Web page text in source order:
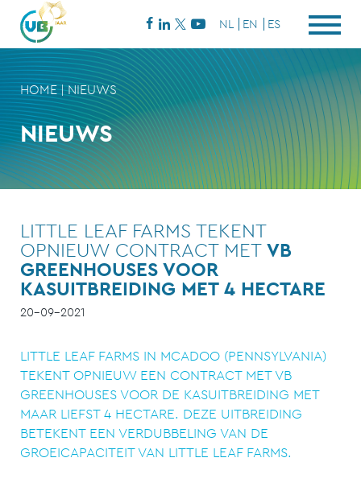
NL EN ES
NIEUWS
HOME|NIEUWS
LITTLE LEAF FARMS TEKENT
OPNIEUW CONTRACT MET VB
GREENHOUSES VOOR
KASUITBREIDING MET 4 HECTARE
20-09-2021
LITTLE LEAF FARMS IN MCADOO (PENNSYLVANIA)
TEKENT OPNIEUW EEN CONTRACT MET VB
GREENHOUSES VOOR DE KASUITBREIDING MET
MAAR LIEFST 4 HECTARE. DEZE UITBREIDING
BETEKENT EEN VERDUBBELING VAN DE
GROEICAPACITEIT VAN LITTLE LEAF FARMS.